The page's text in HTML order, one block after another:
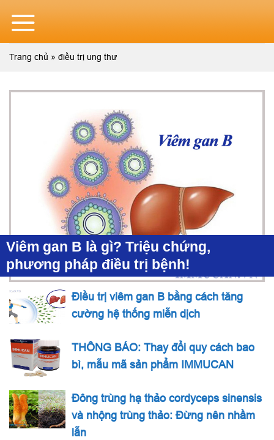
content
Trang chủ » điều trị ung thư
Viêm gan B là gì? Triệu chứng,
phương pháp điều trị bệnh!
Điều trị viêm gan B bằng cách tăng
cường hệ thống miễn dịch
THÔNG BÁO: Thay đổi quy cách bao
bì, mẫu mã sản phẩm IMMUCAN
Đông trùng hạ thảo cordyceps sinensis
và nhộng trùng thảo: Đừng nên nhầm
lẫn